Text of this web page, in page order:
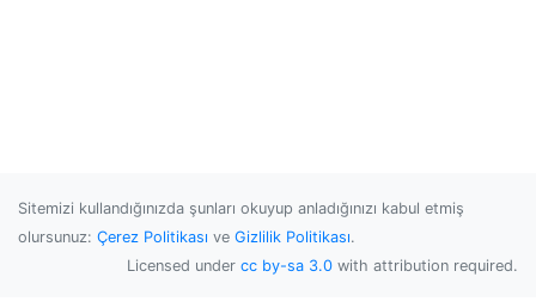
Sitemizi kullandığınızda şunları okuyup anladığınızı kabul etmiş
olursunuz: Çerez Politikası ve Gizlilik Politikası.
Licensed under cc by-sa 3.0 with attribution required.